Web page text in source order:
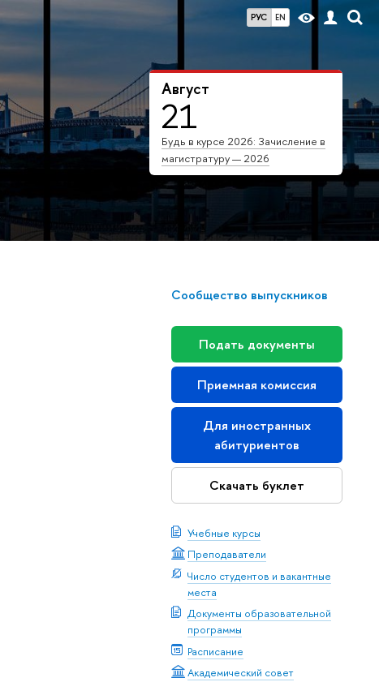
РУС EN
Август
21
Будь в курсе 2026: Зачисление в
магистратуру — 2026
Сообщество выпускников
Подать документы
Приемная комиссия
Для иностранных
абитуриентов
Скачать буклет
Учебные курсы
Преподаватели
Число студентов и вакантные
места
Документы образовательной
программы
Расписание
Академический совет